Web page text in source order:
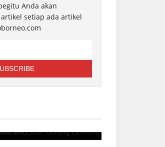
Anda akan
setiap ada artikel